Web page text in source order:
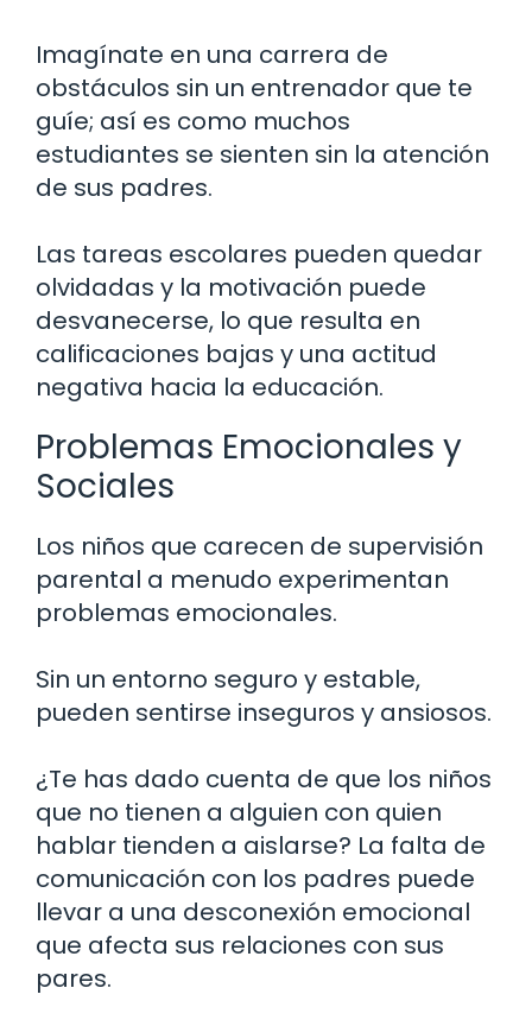
Imagínate en una carrera de
obstáculos sin un entrenador que te
guíe; así es como muchos
estudiantes se sienten sin la atención
de sus padres.
Las tareas escolares pueden quedar
olvidadas y la motivación puede
desvanecerse, lo que resulta en
calificaciones bajas y una actitud
negativa hacia la educación.
Problemas Emocionales y
Sociales
Los niños que carecen de supervisión
parental a menudo experimentan
problemas emocionales.
Sin un entorno seguro y estable,
pueden sentirse inseguros y ansiosos.
¿Te has dado cuenta de que los niños
que no tienen a alguien con quien
hablar tienden a aislarse? La falta de
comunicación con los padres puede
llevar a una desconexión emocional
que afecta sus relaciones con sus
pares.